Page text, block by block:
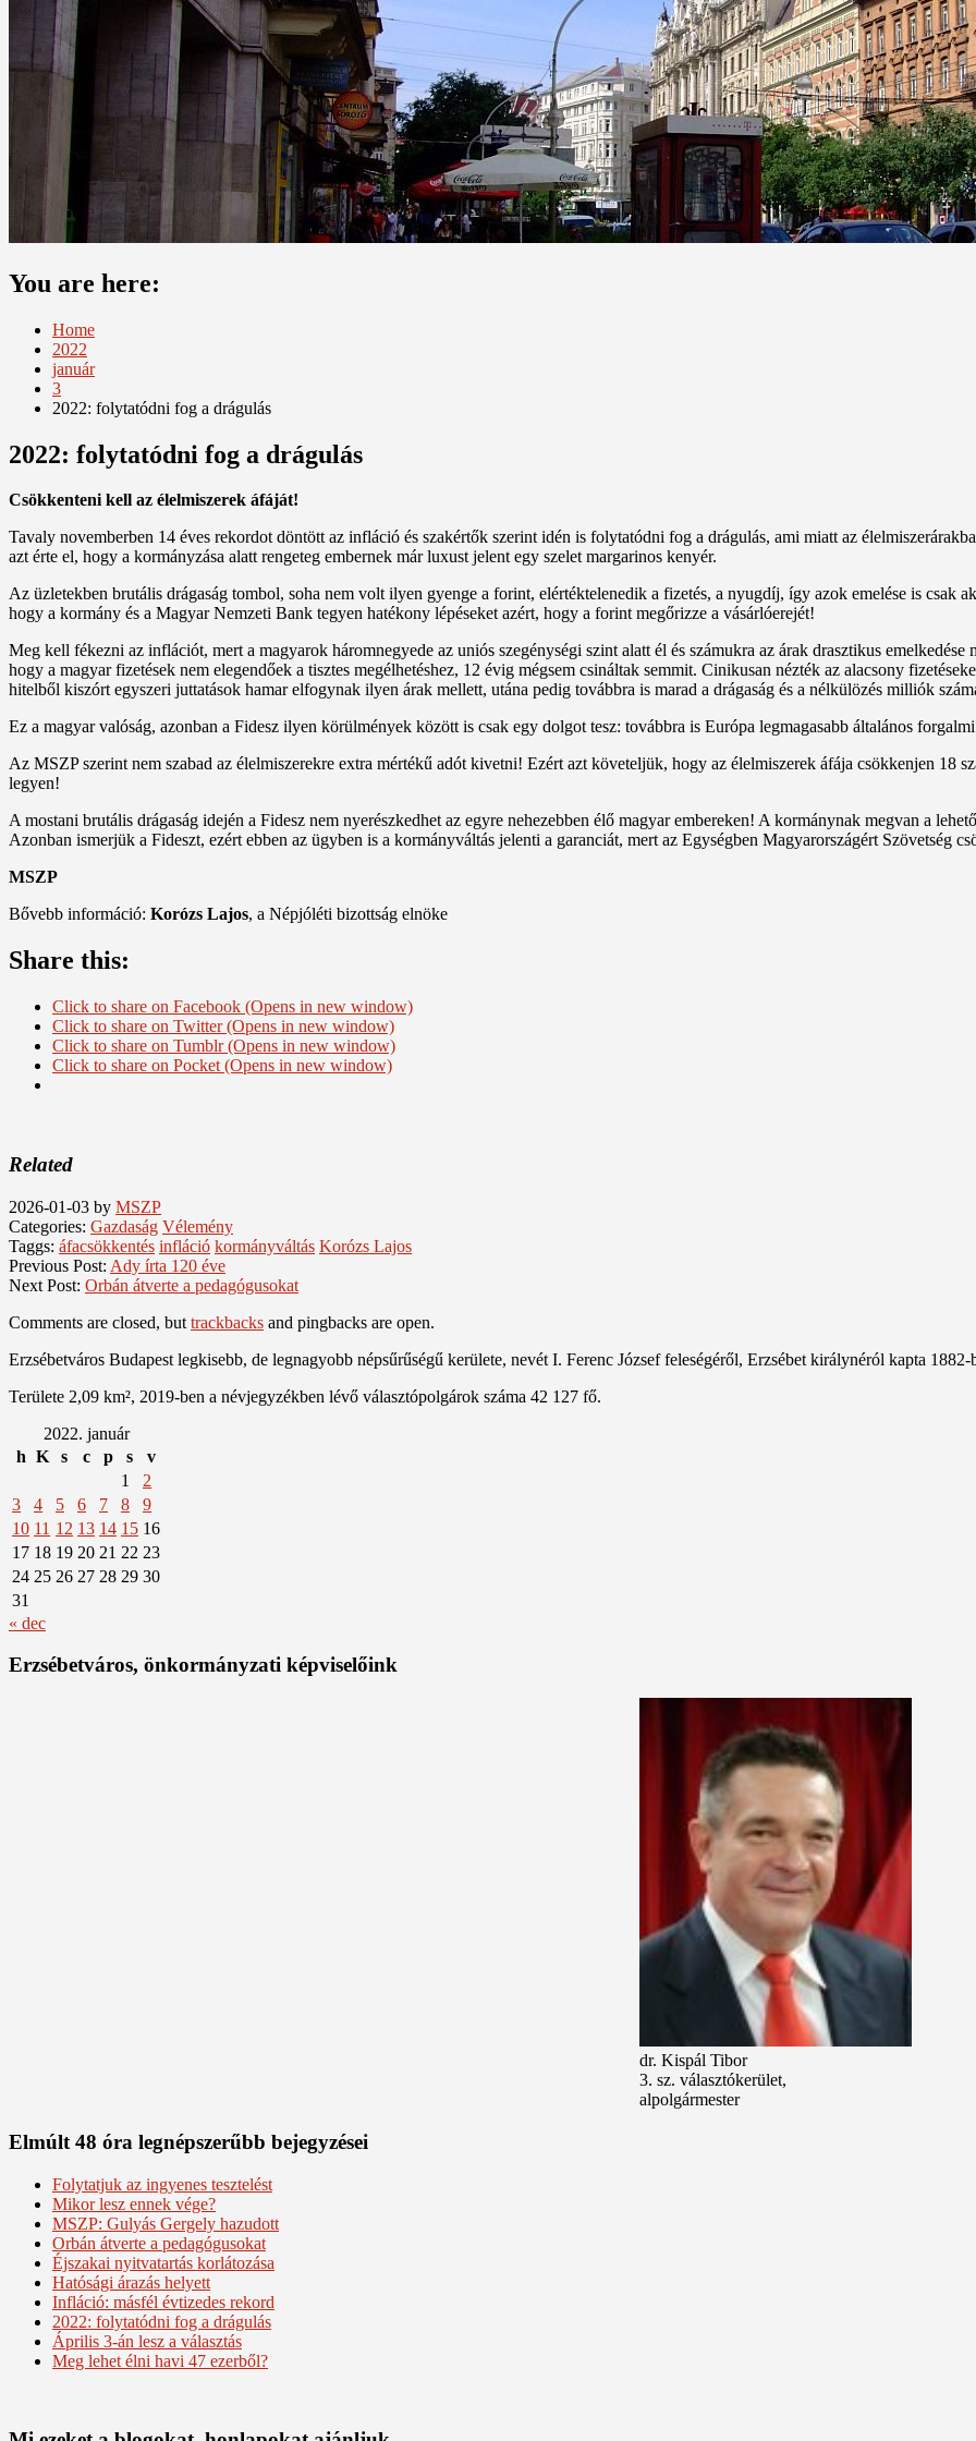
You are here:
Home
2022
január
3
2022: folytatódni fog a drágulás
2022: folytatódni fog a drágulás
Csökkenteni kell az élelmiszerek áfáját!
Tavaly novemberben 14 éves rekordot döntött az infláció és szakértők szerint idén is folytatódni fog a drágulás, ami miatt az
azt érte el, hogy a kormányzása alatt rengeteg embernek már luxust jelent egy szelet margarinos kenyér.
Az üzletekben brutális drágaság tombol, soha nem volt ilyen gyenge a forint, elértéktelenedik a fizetés, a nyugdíj, így azok emelése is csak
hogy a kormány és a Magyar Nemzeti Bank tegyen hatékony lépéseket azért, hogy a forint megőrizze a vásárlóerejét!
Meg kell fékezni az inflációt, mert a magyarok háromnegyede az uniós szegénységi szint alatt él és számukra az árak drasztikus
hogy a magyar fizetések nem elegendőek a tisztes megélhetéshez, 12 évig mégsem csináltak semmit. Cinikusan nézték az alacsony
hitelből kiszórt egyszeri juttatások hamar elfogynak ilyen árak mellett, utána pedig továbbra is marad a drágaság és a nélkülözés milliók
Ez a magyar valóság, azonban a Fidesz ilyen körülmények között is csak egy dolgot tesz: továbbra is Európa legmagasabb általános
Az MSZP szerint nem szabad az élelmiszerekre extra mértékű adót kivetni! Ezért azt követeljük, hogy az élelmiszerek áfája csökkenjen 18
legyen!
A mostani brutális drágaság idején a Fidesz nem nyerészkedhet az egyre nehezebben élő magyar embereken! A kormánynak megvan a
Azonban ismerjük a Fideszt, ezért ebben az ügyben is a kormányváltás jelenti a garanciát, mert az Egységben Magyarországért Szövetség
MSZP
Bővebb információ: Korózs Lajos, a Népjóléti bizottság elnöke
Share this:
Click to share on Facebook (Opens in new window)
Click to share on Twitter (Opens in new window)
Click to share on Tumblr (Opens in new window)
Click to share on Pocket (Opens in new window)
Related
2026-01-03 by MSZP
Categories: Gazdaság Vélemény
Taggs: áfacsökkentés infláció kormányváltás Korózs Lajos
Previous Post: Ady írta 120 éve
Next Post: Orbán átverte a pedagógusokat
Comments are closed, but trackbacks and pingbacks are open.
Erzsébetváros Budapest legkisebb, de legnagyobb népsűrűségű kerülete, nevét I. Ferenc József feleségéről, Erzsébet királynéról kapta 1882-
Területe 2,09 km², 2019-ben a névjegyzékben lévő választópolgárok száma 42 127 fő.
2022. január
h K s c p s
v
1
2
3
4 5 6 7 8
9
10 11 12 13 14 15 16
17 18 19 20 21 22 23
24 25 26 27 28 29 30
31
« dec
Erzsébetváros, önkormányzati képviselőink
dr. Kispál Tibor
3. sz. választókerület,
alpolgármester
Elmúlt 48 óra legnépszerűbb bejegyzései
Folytatjuk az ingyenes tesztelést
Mikor lesz ennek vége?
MSZP: Gulyás Gergely hazudott
Orbán átverte a pedagógusokat
Éjszakai nyitvatartás korlátozása
Hatósági árazás helyett
Infláció: másfél évtizedes rekord
2022: folytatódni fog a drágulás
Április 3-án lesz a választás
Meg lehet élni havi 47 ezerből?